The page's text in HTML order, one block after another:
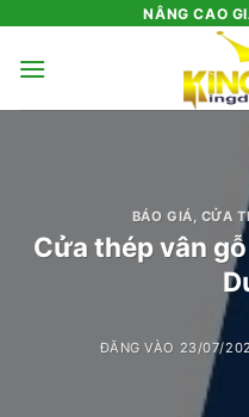
nội
NÂNG CAO
BÁO GIÁ CỬA
Cửa thép vân
ĐĂNG VÀO 23/07/